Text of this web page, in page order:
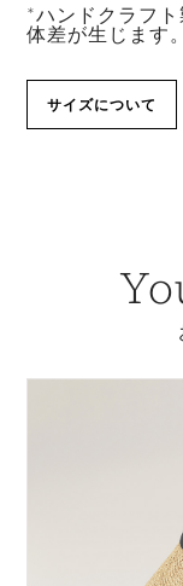
*ハンドクラフ
体差が生じます。
サイズについて